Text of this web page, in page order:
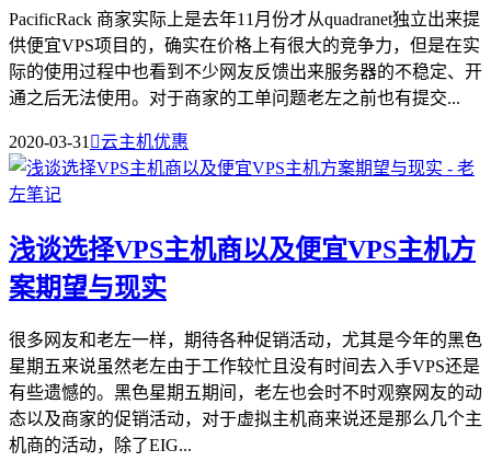
PacificRack 商家实际上是去年11月份才从quadranet独立出来提
供便宜VPS项目的，确实在价格上有很大的竞争力，但是在实
际的使用过程中也看到不少网友反馈出来服务器的不稳定、开
通之后无法使用。对于商家的工单问题老左之前也有提交...
2020-03-31 云主机优惠
浅谈选择VPS主机商以及便宜VPS主机方
案期望与现实
很多网友和老左一样，期待各种促销活动，尤其是今年的黑色
星期五来说虽然老左由于工作较忙且没有时间去入手VPS还是
有些遗憾的。黑色星期五期间，老左也会时不时观察网友的动
态以及商家的促销活动，对于虚拟主机商来说还是那么几个主
机商的活动，除了EIG...